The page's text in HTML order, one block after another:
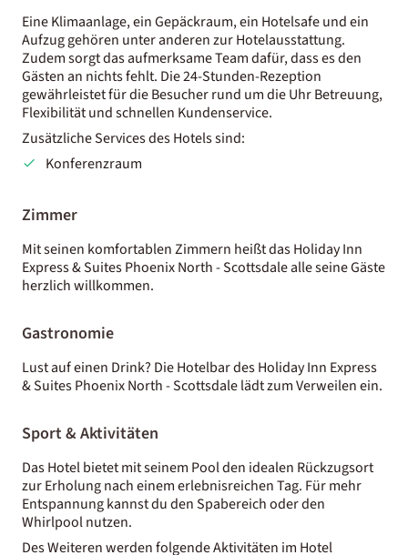
Eine Klimaanlage, ein Gepäckraum, ein Hotelsafe und ein
Aufzug gehören unter anderen zur Hotelausstattung.
Zudem sorgt das aufmerksame Team dafür, dass es den
Gästen an nichts fehlt. Die 24-Stunden-Rezeption
gewährleistet für die Besucher rund um die Uhr Betreuung,
Flexibilität und schnellen Kundenservice.
Zusätzliche Services des Hotels sind:
Konferenzraum
Zimmer
Mit seinen komfortablen Zimmern heißt das Holiday Inn
Express & Suites Phoenix North - Scottsdale alle seine Gäste
herzlich willkommen.
Gastronomie
Lust auf einen Drink? Die Hotelbar des Holiday Inn Express
& Suites Phoenix North - Scottsdale lädt zum Verweilen ein.
Sport & Aktivitäten
Das Hotel bietet mit seinem Pool den idealen Rückzugsort
zur Erholung nach einem erlebnisreichen Tag. Für mehr
Entspannung kannst du den Spabereich oder den
Whirlpool nutzen.
Des Weiteren werden folgende Aktivitäten im Hotel